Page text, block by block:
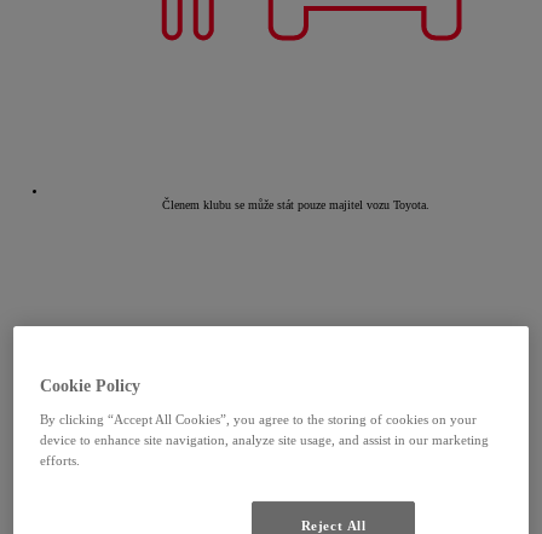
Členem klubu se může stát pouze majitel vozu Toyota.
Cookie Policy
By clicking “Accept All Cookies”, you agree to the storing of cookies on your
device to enhance site navigation, analyze site usage, and assist in our marketing
efforts.
Reject All